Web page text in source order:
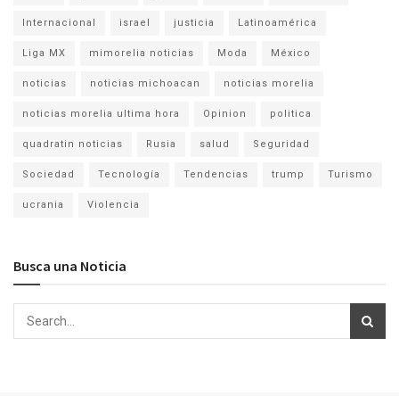
Internacional israel justicia Latinoamérica
Liga MX mimorelia noticias Moda México
noticias noticias michoacan noticias morelia
noticias morelia ultima hora Opinion politica
quadratin noticias Rusia salud Seguridad
Sociedad Tecnología Tendencias trump Turismo
ucrania Violencia
Busca una Noticia